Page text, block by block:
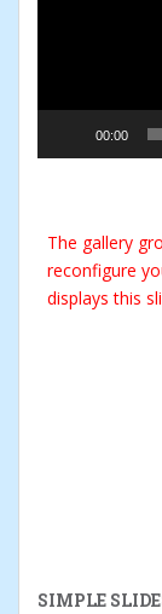
00:00
The gallery
reconfigure
displays this
SIMPLE